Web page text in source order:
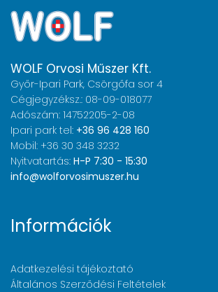
WOLF Orvosi Műszer Kft.
Győr-Ipari Park, Csörgőfa sor 4
Cégjegyzéksz.: 08-09-018077
Adószám: 14752205-2-08
Ipari park tel: +36 96 428 160
Mobil: +36 30 348 3232
Nyitvatartás: H-P 7:30 - 15:30
info@wolforvosimuszer.hu
Információk
Adatkezelési tájékoztató
Általános Szerződési Feltételek